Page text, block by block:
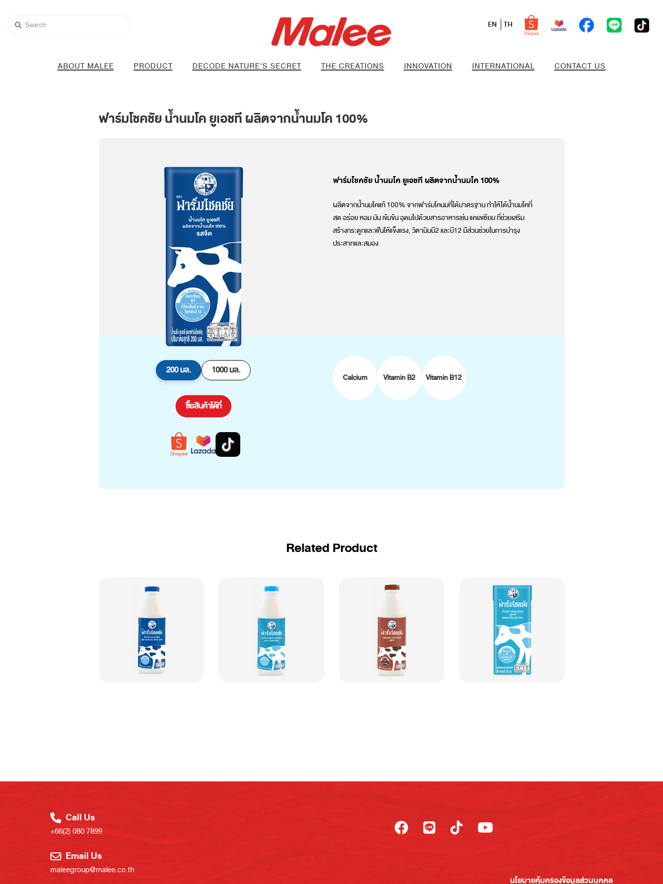
EN TH
ABOUT MALEE PRODUCT DECODE NATURE'S SECRET THE CREATIONS INNOVATION INTERNATIONAL CONTACT US
ฟาร์มโชคชัย น้ำนมโค ยูเอชที ผลิตจากน้ำนมโค 100%
200 มล. 1000 มล.
ซื้อสินค้าได้ที่
ฟาร์มโชคชัย น้ำนมโค ยูเอชที ผลิตจากน้ำนมโค 100%
ผลิตจากน้ำนมโคแท้ 100% จากฟาร์มโคนมที่ได้มาตรฐาน ทำให้ได้น้ำนมโคที่
สด อร่อย หอม มัน เข้มข้น อุดมไปด้วยสารอาหารเช่น แคเลเซียม ที่ช่วยเสริม
สร้างกระดูกและฟันให้แข็งแรง, วิตามินบี2 และบี12 มีส่วนช่วยในการบำรุง
ประสาทและสมอง
Calcium Vitamin B2 Vitamin B12
Related Product
Call Us
+66(2) 080 7899
Email Us
maleegroup@malee.co.th
นโยบายคุ้มครองข้อมูลส่วนบุคคล